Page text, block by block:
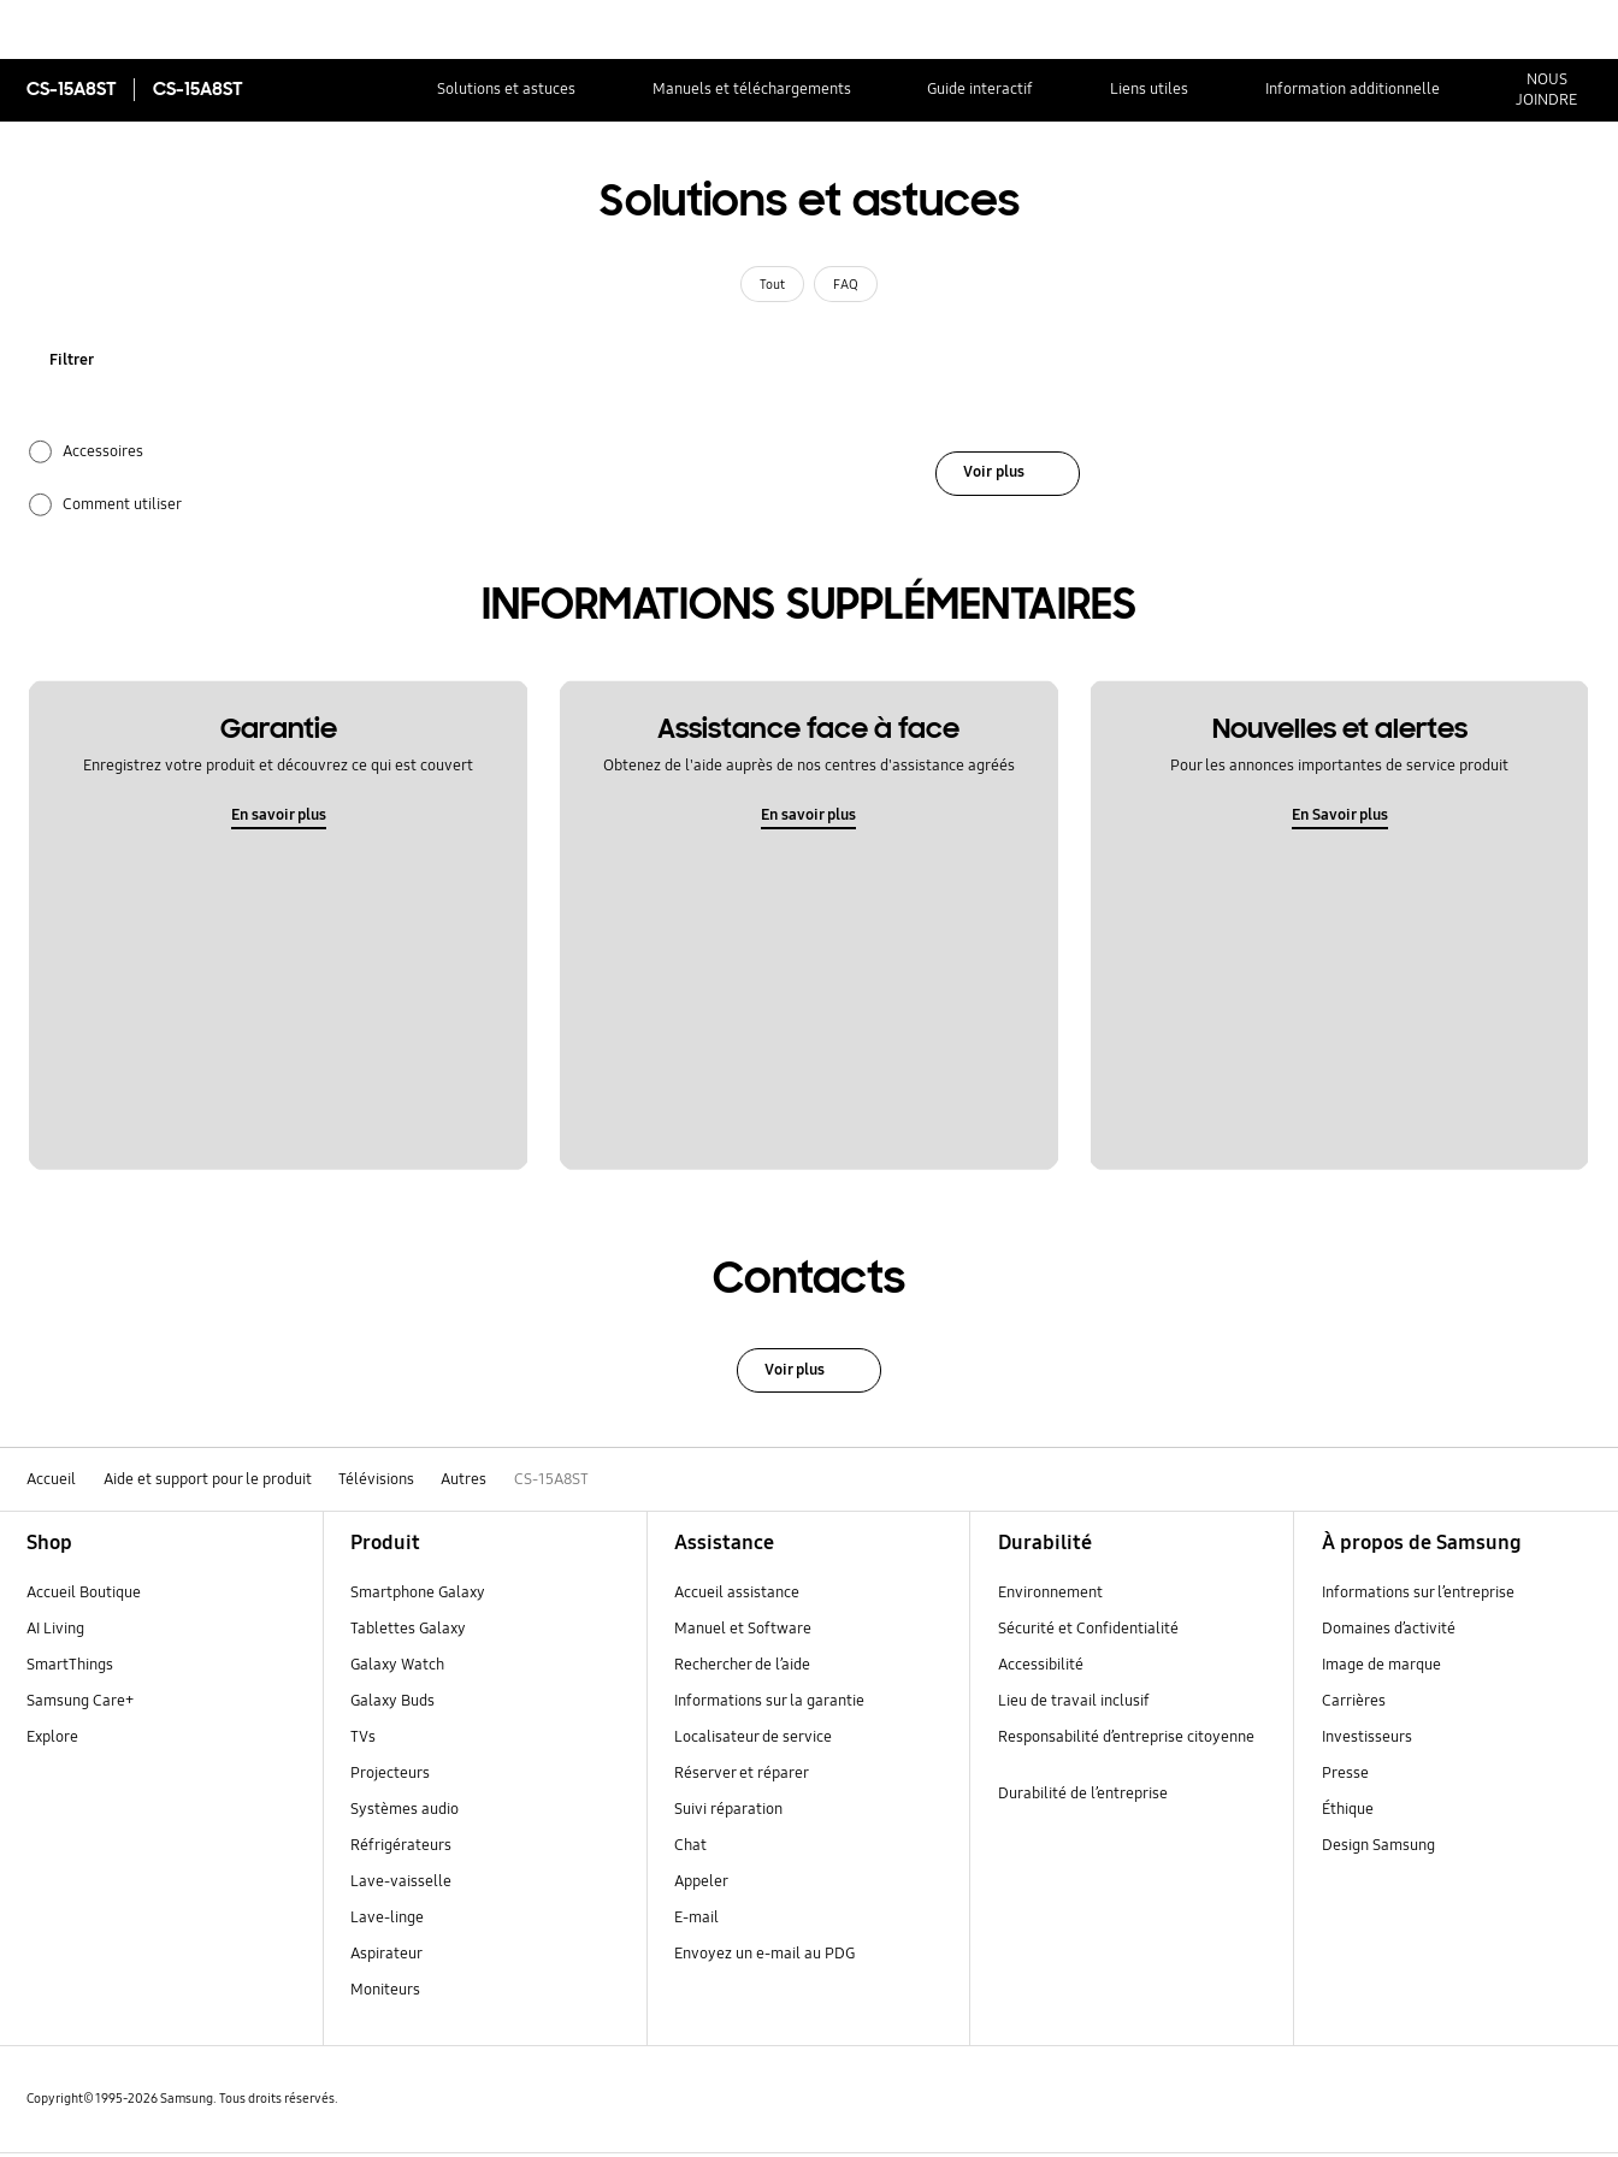
CS-15A8ST CS-15A8ST Solutions et astuces Manuels et téléchargements Guide interactif Liens utiles Information additionnelle
NOUS
JOINDRE
Solutions et astuces
Tout FAQ
Filtrer
Accessoires
Comment utiliser
installation/connection
Voir plus
INFORMATIONS SUPPLÉMENTAIRES
Garantie
Enregistrez votre produit et découvrez ce qui est couvert
En savoir plus
Assistance face à face
Obtenez de l'aide auprès de nos centres d'assistance agréés
En savoir plus
Nouvelles et alertes
Pour les annonces importantes de service produit
En Savoir plus
Contacts
Voir plus
Accueil Aide et support pour le produit Télévisions Autres CS-15A8ST
Shop
Accueil Boutique
AI Living
SmartThings
Samsung Care+
Explore
Produit
Smartphone Galaxy
Tablettes Galaxy
Galaxy Watch
Galaxy Buds
TVs
Projecteurs
Systèmes audio
Réfrigérateurs
Lave-vaisselle
Lave-linge
Aspirateur
Moniteurs
Assistance
Accueil assistance
Manuel et Software
Rechercher de l’aide
Informations sur la garantie
Localisateur de service
Réserver et réparer
Suivi réparation
Chat
Appeler
E-mail
Envoyez un e-mail au PDG
Durabilité
Environnement
Sécurité et Confidentialité
Accessibilité
Lieu de travail inclusif
Responsabilité d’entreprise citoyenne
Durabilité de l’entreprise
À propos de Samsung
Informations sur l’entreprise
Domaines d’activité
Image de marque
Carrières
Investisseurs
Presse
Éthique
Design Samsung
Copyright© 1995-2026 Samsung. Tous droits réservés.